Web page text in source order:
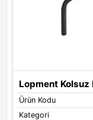
Lopment
Ürün Kodu
Kategori